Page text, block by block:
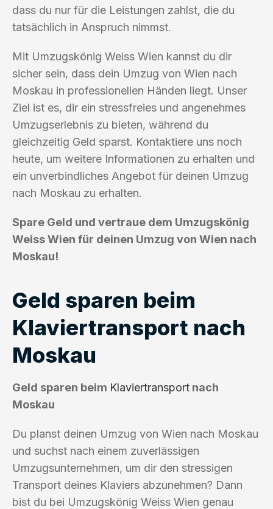
dass du nur für die Leistungen zahlst, die du
tatsächlich in Anspruch nimmst.
Mit Umzugskönig Weiss Wien kannst du dir
sicher sein, dass dein Umzug von Wien nach
Moskau in professionellen Händen liegt. Unser
Ziel ist es, dir ein stressfreies und angenehmes
Umzugserlebnis zu bieten, während du
gleichzeitig Geld sparst. Kontaktiere uns noch
heute, um weitere Informationen zu erhalten und
ein unverbindliches Angebot für deinen Umzug
nach Moskau zu erhalten.
Spare Geld und vertraue dem Umzugskönig
Weiss Wien für deinen Umzug von Wien nach
Moskau!
Geld sparen beim
Klaviertransport nach
Moskau
Geld sparen beim Klaviertransport nach
Moskau
Du planst deinen Umzug von Wien nach Moskau
und suchst nach einem zuverlässigen
Umzugsunternehmen, um dir den stressigen
Transport deines Klaviers abzunehmen? Dann
bist du bei Umzugskönig Weiss Wien genau